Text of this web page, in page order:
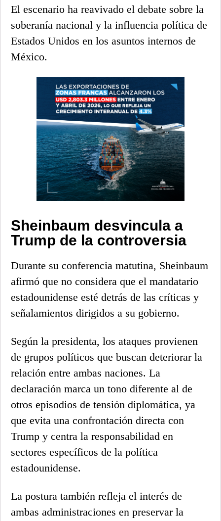
El escenario ha reavivado el debate sobre la
soberanía nacional y la influencia política de
Estados Unidos en los asuntos internos de
México.
Sheinbaum desvincula a
Trump de la controversia
Durante su conferencia matutina, Sheinbaum
afirmó que no considera que el mandatario
estadounidense esté detrás de las críticas y
señalamientos dirigidos a su gobierno.
Según la presidenta, los ataques provienen
de grupos políticos que buscan deteriorar la
relación entre ambas naciones. La
declaración marca un tono diferente al de
otros episodios de tensión diplomática, ya
que evita una confrontación directa con
Trump y centra la responsabilidad en
sectores específicos de la política
estadounidense.
La postura también refleja el interés de
ambas administraciones en preservar la